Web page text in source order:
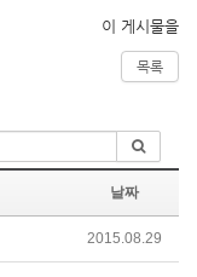
이 게시물을
목록
날짜
2015.08.29